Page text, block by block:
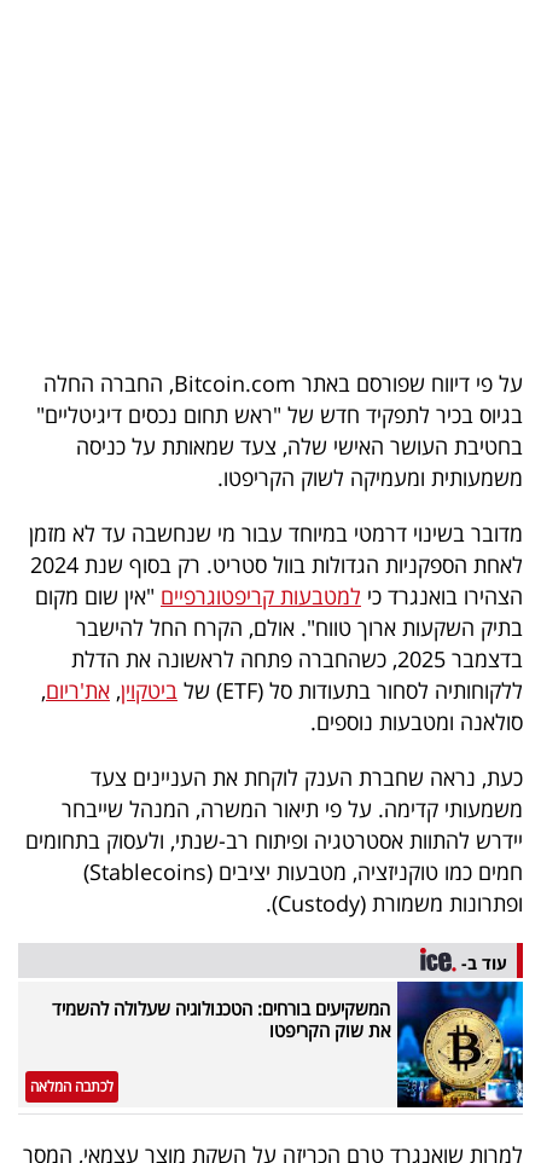
המילון
הכלכלי
40
UNDER
40
שיתופי
פעולה
דרושים
ניוזלטרים
מייל
אדום
על פי דיווח שפורסם באתר Bitcoin.com, החברה החלה
בגיוס בכיר לתפקיד חדש של "ראש תחום נכסים דיגיטליים"
בחטיבת העושר האישי שלה, צעד שמאותת על כניסה
משמעותית ומעמיקה לשוק הקריפטו.
מדובר בשינוי דרמטי במיוחד עבור מי שנחשבה עד לא מזמן
לאחת הספקניות הגדולות בוול סטריט. רק בסוף שנת 2024
הצהירו בואנגרד כי למטבעות קריפטוגרפיים "אין שום מקום
בתיק השקעות ארוך טווח". אולם, הקרח החל להישבר
בדצמבר 2025, כשהחברה פתחה לראשונה את הדלת
ללקוחותיה לסחור בתעודות סל (ETF) של
ביטקוין, את'ריום,
סולאנה ומטבעות נוספים.
כעת, נראה שחברת הענק לוקחת את העניינים צעד
משמעותי קדימה. על פי תיאור המשרה, המנהל שייבחר
יידרש להתוות אסטרטגיה ופיתוח רב-שנתי, ולעסוק בתחומים
חמים כמו טוקניזציה, מטבעות יציבים (Stablecoins)
ופתרונות משמורת (Custody).
עוד ב-
המשקיעים בורחים: הטכנולוגיה שעלולה להשמיד
את שוק הקריפטו
לכתבה המלאה
למרות שואנגרד טרם הכריזה על השקת מוצר עצמאי, המסר